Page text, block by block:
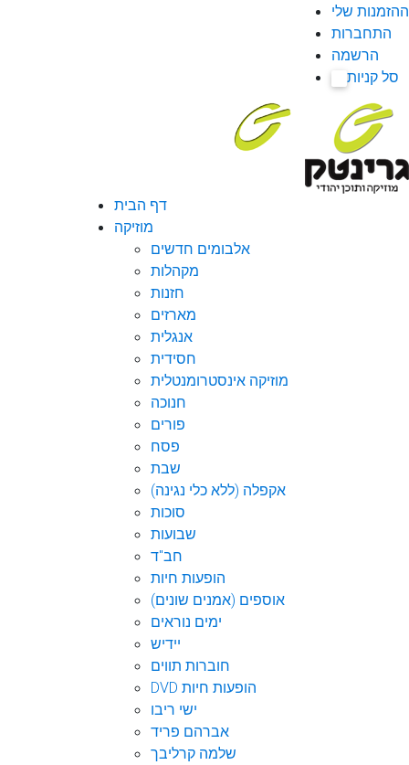
ההזמנות שלי
התחברות
הרשמה
סל קניות
דף הבית
מוזיקה
אלבומים חדשים
מקהלות
חזנות
מארזים
אנגלית
חסידית
מוזיקה אינסטרומנטלית
חנוכה
פורים
פסח
שבת
אקפלה (ללא כלי נגינה)
סוכות
שבועות
חב"ד
הופעות חיות
אוספים (אמנים שונים)
ימים נוראים
יידיש
חוברות תווים
DVD הופעות חיות
ישי ריבו
אברהם פריד
שלמה קרליבך